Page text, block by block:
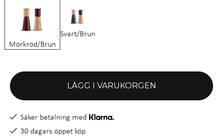
Mörkröd/Brun
Svart/Brun
LÄGG I VARUKORGEN
Säker betalning med
30 dagars öppet köp